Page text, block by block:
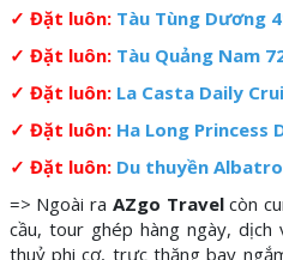
✓ Đặt luôn: Tàu Tùng Dương
✓ Đặt luôn: Tàu Quảng Nam
✓ Đặt luôn: La Casta Daily
✓ Đặt luôn: Ha Long Princess
✓ Đặt luôn: Du thuyền
=> Ngoài ra AZgo Travelcòn
cầu, tour ghép hàng ngày,
thuỷ phi cơ, trực thăng bay